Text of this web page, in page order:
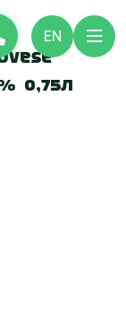
EN
0,75л